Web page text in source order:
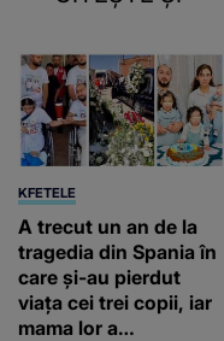
KFETELE
A trecut un an de la
tragedia din Spania în
care și-au pierdut
viața cei trei copii, iar
mama lor a…